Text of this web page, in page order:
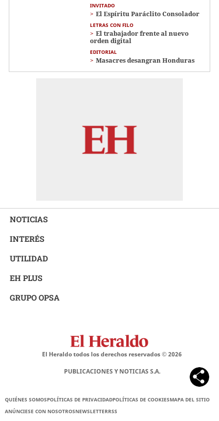
INVITADO
El Espíritu Paráclito Consolador
LETRAS CON FILO
El trabajador frente al nuevo
orden digital
EDITORIAL
Masacres desangran Honduras
NOTICIAS
INTERÉS
UTILIDAD
EH PLUS
GRUPO OPSA
El Heraldo todos los derechos reservados ©2026
PUBLICACIONES Y NOTICIAS S.A.
QUIÉNES SOMOSPOLÍTICAS DE PRIVACIDADPOLÍTICAS DE COOKIESMAPA DEL SITIO
ANÚNCIESE CON NOSOTROSNEWSLETTERRSS